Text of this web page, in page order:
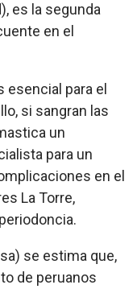
es la segunda
en el
esencial para el
si sangran las
un
para un
en el
La Torre,
se estima que,
de peruanos